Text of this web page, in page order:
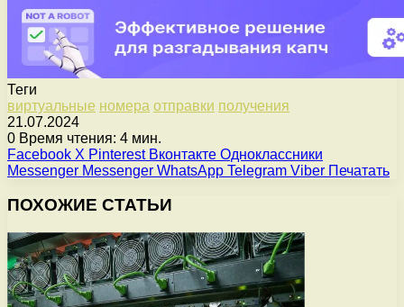
Теги
виртуальные номера отправки получения
21.07.2024
0 Время чтения: 4 мин.
Facebook X Pinterest Вконтакте Одноклассники
Messenger Messenger WhatsApp Telegram Viber Печатать
ПОХОЖИЕ СТАТЬИ